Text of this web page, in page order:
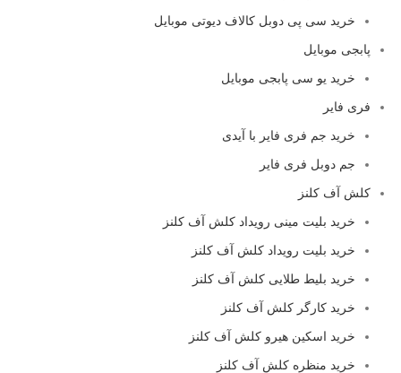
خرید سی پی دوبل کالاف دیوتی موبایل
پابجی موبایل
خرید یو سی پابجی موبایل
فری فایر
خرید جم فری فایر با آیدی
جم دوبل فری فایر
کلش آف کلنز
خرید بلیت مینی رویداد کلش آف کلنز
خرید بلیت رویداد کلش آف کلنز
خرید بلیط طلایی کلش آف کلنز
خرید کارگر کلش آف کلنز
خرید اسکین هیرو کلش آف کلنز
خرید منظره کلش آف کلنز